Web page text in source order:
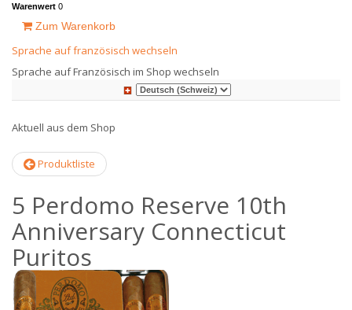
Warenwert 0
Zum Warenkorb
Sprache auf französisch wechseln
Sprache auf Französisch im Shop wechseln
Aktuell aus dem Shop
Produktliste
5 Perdomo Reserve 10th
Anniversary Connecticut
Puritos